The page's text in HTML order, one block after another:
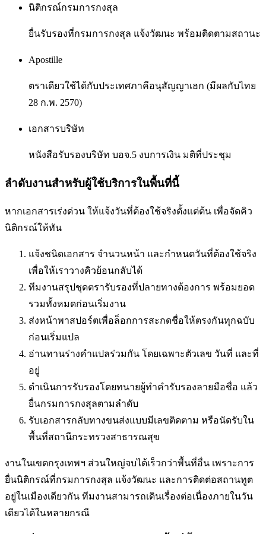
นิติกรณ์กรมการกงสุล
ยื่นรับรองที่กรมการกงสุล แจ้งวัฒนะ พร้อมติดตามสถานะ
Apostille
ตราเดียวใช้ได้กับประเทศภาคีอนุสัญญาเฮก (มีผลกับไทย
28 ก.พ. 2570)
เอกสารบริษัท
หนังสือรับรองบริษัท บอจ.5 งบการเงิน มติที่ประชุม
ลำดับงานสำหรับผู้ใช้บริการในพื้นที่นี้
หากเอกสารเร่งด่วน ให้แจ้งวันที่ต้องใช้จริงตั้งแต่ต้น เพื่อจัดคิว
นิติกรณ์ให้ทัน
แจ้งชนิดเอกสาร จำนวนหน้า และกำหนดวันที่ต้องใช้จริง
เพื่อให้เราวางคิวย้อนกลับได้
ทีมงานสรุปชุดตรารับรองที่ปลายทางต้องการ พร้อมยอด
รวมทั้งหมดก่อนเริ่มงาน
ส่งหน้าพาสปอร์ตเพื่อล็อกการสะกดชื่อให้ตรงกันทุกฉบับ
ก่อนเริ่มแปล
อ่านทานร่างคำแปลร่วมกัน โดยเฉพาะตัวเลข วันที่ และที่
อยู่
ดำเนินการรับรองโดยทนายผู้ทำคำรับรองลายมือชื่อ แล้ว
ยื่นกรมการกงสุลตามลำดับ
รับเอกสารกลับทางขนส่งแบบมีเลขติดตาม หรือนัดรับใน
พื้นที่สถานีกระทรวงสาธารณสุข
งานในเขตกรุงเทพฯ ส่วนใหญ่จบได้เร็วกว่าพื้นที่อื่น เพราะการ
ยื่นนิติกรณ์ที่กรมการกงสุล แจ้งวัฒนะ และการติดต่อสถานทูต
อยู่ในเมืองเดียวกัน ทีมงานสามารถเดินเรื่องต่อเนื่องภายในวัน
เดียวได้ในหลายกรณี